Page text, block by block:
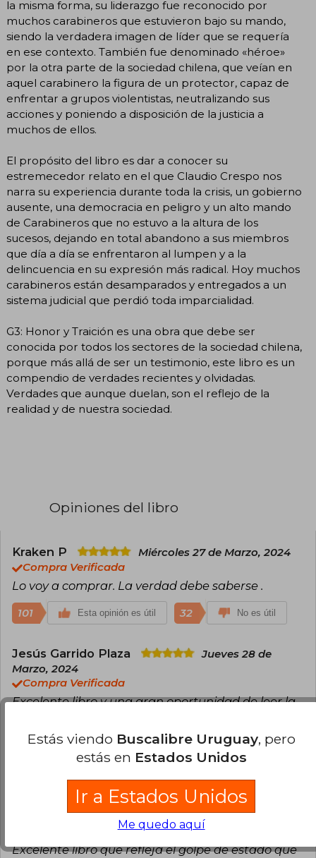
la misma forma, su liderazgo fue reconocido por
muchos carabineros que estuvieron bajo su mando,
siendo la verdadera imagen de líder que se requería
en ese contexto. También fue denominado «héroe»
por la otra parte de la sociedad chilena, que veían en
aquel carabinero la figura de un protector, capaz de
enfrentar a grupos violentistas, neutralizando sus
acciones y poniendo a disposición de la justicia a
muchos de ellos.
El propósito del libro es dar a conocer su
estremecedor relato en el que Claudio Crespo nos
narra su experiencia durante toda la crisis, un gobierno
ausente, una democracia en peligro y un alto mando
de Carabineros que no estuvo a la altura de los
sucesos, dejando en total abandono a sus miembros
que día a día se enfrentaron al lumpen y a la
delincuencia en su expresión más radical. Hoy muchos
carabineros están desamparados y entregados a un
sistema judicial que perdió toda imparcialidad.
G3: Honor y Traición es una obra que debe ser
conocida por todos los sectores de la sociedad chilena,
porque más allá de ser un testimonio, este libro es un
compendio de verdades recientes y olvidadas.
Verdades que aunque duelan, son el reflejo de la
realidad y de nuestra sociedad.
Opiniones del libro
Kraken P
Miércoles 27 de Marzo, 2024
Compra Verificada
Lo voy a comprar. La verdad debe saberse .
101 Esta opinión es útil 32 No es útil
Jesús Garrido Plaza
Jueves 28 de
Marzo, 2024
Compra Verificada
Excelente libro y una gran oportunidad de leer la
seudo periodistas y amantes de la ultra izquierda.
Esta opinión es útil 24 No es útil
Alberto Rodriguez Martinez
Compra Verificada
Excelente libro que refleja el golpe de estado que
Estás viendo Buscalibre Uruguay, pero
estás en Estados Unidos
Ir a Estados Unidos
Me quedo aquí